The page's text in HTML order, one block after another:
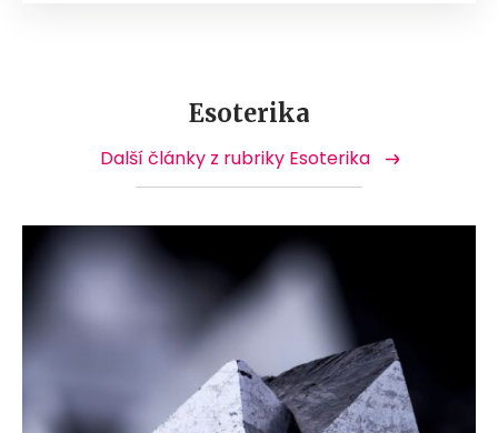
Esoterika
Další články z rubriky Esoterika